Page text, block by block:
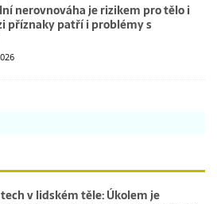
nerovnováha je rizikem pro tělo i
příznaky patří i problémy s
v lidském těle: Úkolem je